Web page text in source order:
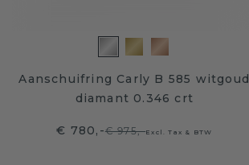
Aanschuifring Carly B 585 witgoud
diamant 0.346 crt
€ 780,-€ 975,-Excl. Tax & BTW